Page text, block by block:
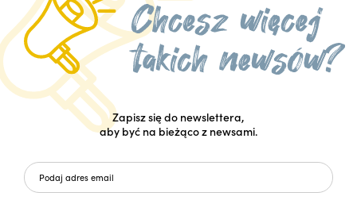
Zapisz się do newslettera,
aby być na bieżąco z newsami.